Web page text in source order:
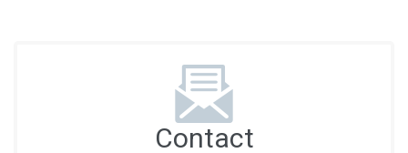
Contact